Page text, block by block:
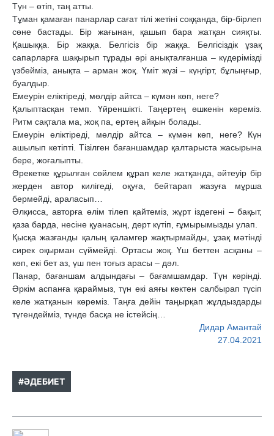
Түн – өтіп, таң атты.
Тұман қамаған панарлар сағат тілі жетіні соққанда, бір-бірлеп
сөне бастады. Бір жағынан, қашып бара жатқан сияқты.
Қашыққа. Бір жаққа. Белгісіз бір жаққа. Белгісіздік ұзақ
сапарларға шақырып тұрады әрі анықталғанша – күдерімізді
үзбейміз, анықта – арман жоқ. Үміт жүзі – күңгірт, бұлыңғыр,
буалдыр.
Емеурін еліктіреді, мөлдір айтса – күмән көп, неге?
Қалыптасқан темп. Үйреншікті. Таңертең өшкенін көреміз.
Ритм сақтала ма, жоқ па, ертең айқын болады.
Емеурін еліктіреді, мөлдір айтса – күмән көп, неге? Күн
ашылып кетіпті. Тізілген бағаншамдар қалтарыста жасырына
бере, жоғалыпты.
Әрекетке құрылған сөйлем құрап келе жатқанда, әйтеуір бір
жерден автор килігеді, оқуға, бейтарап жазуға мұрша
бермейді, араласып…
Әлқисса, авторға өлім тілеп қайтеміз, жұрт іздегені – бақыт,
қаза барда, несіне қуанасың, дерт күтіп, ғұмырымызды улап.
Қысқа жазғанды қалың қаламгер жақтырмайды, ұзақ мәтінді
сирек оқырман сүймейді. Ортасы жоқ. Үш беттен асқаны –
көп, екі бет аз, үш пен тоғыз арасы – дәл.
Панар, бағаншам алдындағы – бағамшамдар. Түн көрінді.
Әркім аспанға қараймыз, түн екі аяғы көктен салбырап түсіп
келе жатқанын көреміз. Таңға дейін таңырқап жұлдыздарды
түгендейміз, түнде басқа не істейсің…
Дидар Амантай
27.04.2021
#ӘДЕБИЕТ